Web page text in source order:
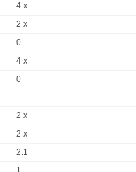
4 x
2 x
0
4 x
0
2 x
2 x
2.1